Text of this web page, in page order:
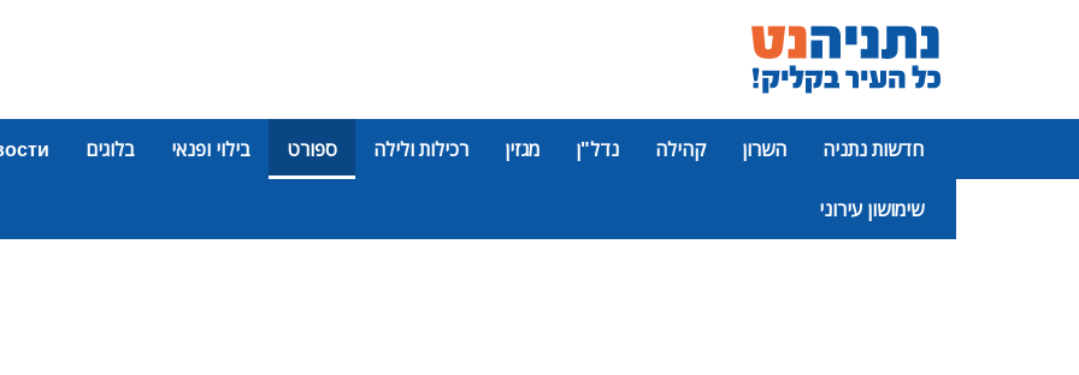
חדשות נתניה השרון קהילה נדל"ן מגזין רכילות ולילה ספורט בילוי ופנאי בלוגים
שימושון עירוני